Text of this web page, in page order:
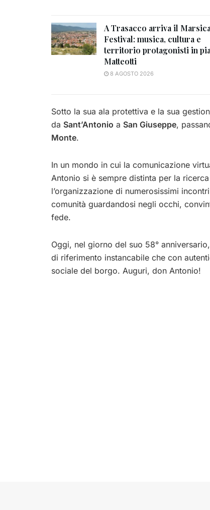
A Trasacco arriva il
Festival: musica, cultura e
territorio protagonisti in
Matteotti
8 AGOSTO 2026
Sotto la sua ala protettiva e la sua
da Sant’Antonio a San Giuseppe,
Monte.
In un mondo in cui la comunicazione
Antonio si è sempre distinta per la
l’organizzazione di numerosissimi
comunità guardandosi negli occhi,
fede.
Oggi, nel giorno del suo 58°
di riferimento instancabile che con
sociale del borgo. Auguri, don Antonio!